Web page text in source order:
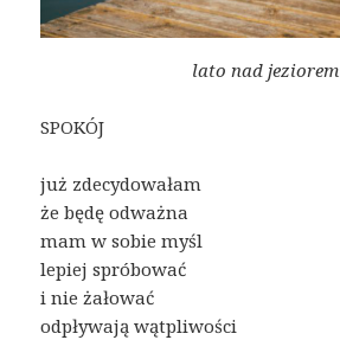
lato nad jeziorem
SPOKÓJ
już zdecydowałam
że będę odważna
mam w sobie myśl
lepiej spróbować
i nie żałować
odpływają wątpliwości